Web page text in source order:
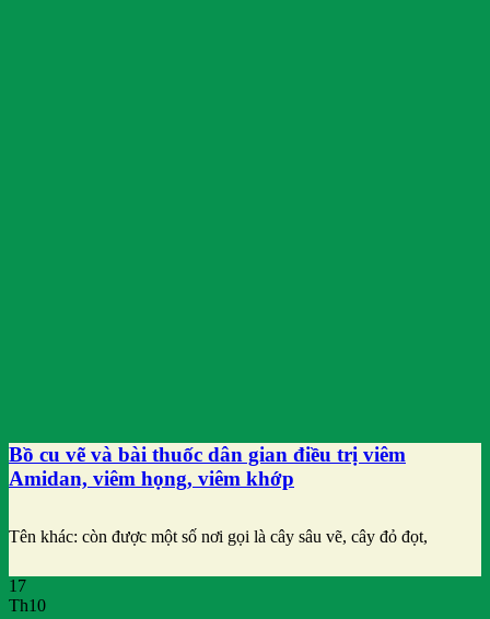
Bồ cu vẽ và bài thuốc dân gian điều trị viêm
Amidan, viêm họng, viêm khớp
Tên khác: còn được một số nơi gọi là cây sâu vẽ, cây đỏ đọt,
17
Th10